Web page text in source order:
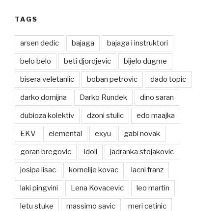
TAGS
arsen dedic bajaga bajaga i instruktori
belo belo beti djordjevic bijelo dugme
bisera veletanlic boban petrovic dado topic
darko domijna Darko Rundek dino saran
dubioza kolektiv dzoni stulic edo maajka
EKV elemental exyu gabi novak
goran bregovic idoli jadranka stojakovic
josipa lisac kornelije kovac lacni franz
laki pingvini Lena Kovacevic leo martin
letu stuke massimo savic meri cetinic